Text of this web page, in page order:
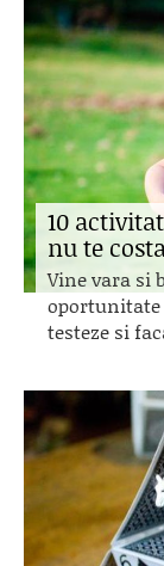
10
nu te
Vine vara si
testeze si